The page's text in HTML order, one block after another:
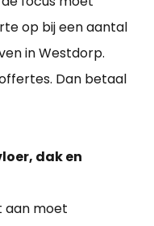
op bij een aantal
in Westdorp.
Dan betaal
dak en
aan moet